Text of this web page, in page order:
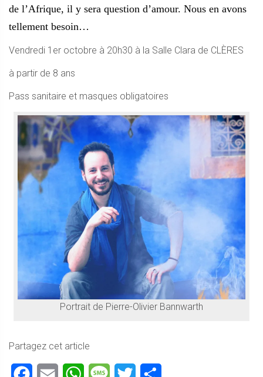
de l’Afrique, il y sera question d’amour. Nous en avons
tellement besoin…
Vendredi 1er octobre à 20h30 à la Salle Clara de CLÈRES
à partir de 8 ans
Pass sanitaire et masques obligatoires
Portrait de Pierre-Olivier Bannwarth
Partagez cet article
Facebook
Email WhatsAppMessageTwitter